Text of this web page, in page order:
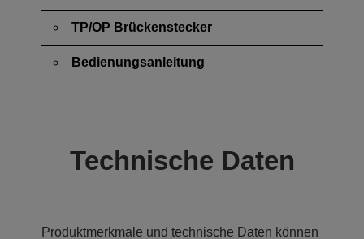
TP/OP Brückenstecker
Bedienungsanleitung
Technische Daten
Produktmerkmale und technische Daten können